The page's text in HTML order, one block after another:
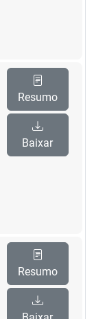
Resumo
Baixar
Resumo